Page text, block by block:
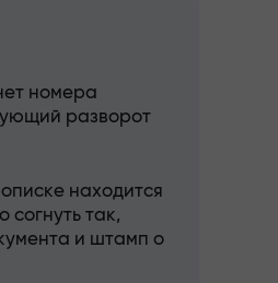
номера
разворот
находится
согнуть так,
и штамп о